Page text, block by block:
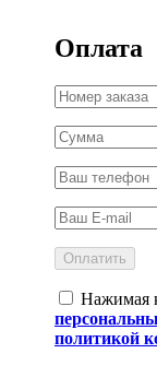
Оплата
Оплатить
Нажимая
политикой